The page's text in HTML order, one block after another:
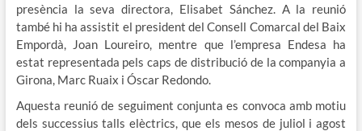
presència la seva directora, Elisabet Sánchez. A la reunió
també hi ha assistit el president del Consell Comarcal del Baix
Empordà, Joan Loureiro, mentre que l’empresa Endesa ha
estat representada pels caps de distribució de la companyia a
Girona, Marc Ruaix i Óscar Redondo.
Aquesta reunió de seguiment conjunta es convoca amb motiu
dels successius talls elèctrics, que els mesos de juliol i agost